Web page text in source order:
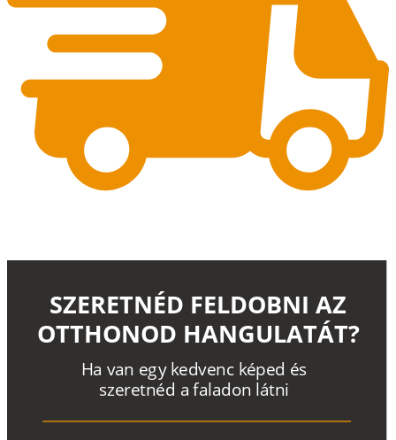
Ha van egy kedvenc képed és
szeretnéd a faladon látni
SZERETNÉD FELDOBNI AZ
OTTHONOD HANGULATÁT?